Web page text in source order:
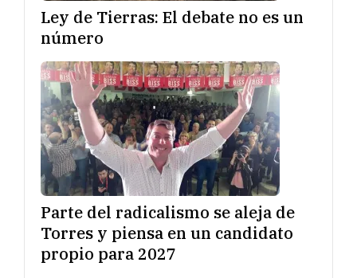
Ley de Tierras: El debate no es un
número
Parte del radicalismo se aleja de
Torres y piensa en un candidato
propio para 2027